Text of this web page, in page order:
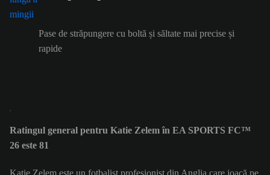
Pase de străpungere cu boltă și săltate mai precise și
rapide
Ratingul general pentru Katie Zelem în EA SPORTS FC™
26 este 81
Katie Zelem este un fotbalist profesionist din Anglia care joacă pe